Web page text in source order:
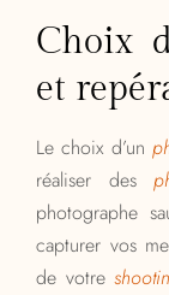
Choix
et
Le choix d’un
réaliser des
photographe
capturer vos
de votre